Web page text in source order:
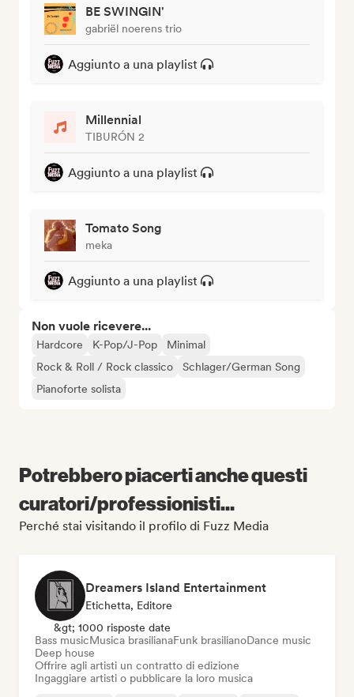
BE SWINGIN'
gabriël noerens trio
Aggiunto a una playlist
Millennial
TIBURÓN 2
Aggiunto a una playlist
Tomato Song
meka
Aggiunto a una playlist
Non vuole ricevere...
Hardcore K-Pop/J-Pop
Minimal
Rock & Roll / Rock classico
Schlager/German Song
Pianoforte solista
Potrebbero piacerti anche questi
curatori/professionisti...
Perché stai visitando il profilo di Fuzz Media
Dreamers Island Entertainment
Etichetta, Editore
&gt; 1000 risposte date
Bass musicMusica brasilianaFunk brasilianoDance music
Deep house
Offrire agli artisti un contratto di edizione
Ingaggiare artisti o pubblicare la loro musica